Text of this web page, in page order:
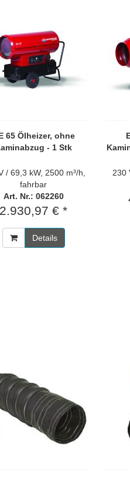
65 Ölheizer, ohne
- 1 Stk
/ 69,3 kW, 2500 m³/h,
fahrbar
Art. Nr.: 062260
2.930,97 € *
Details
230